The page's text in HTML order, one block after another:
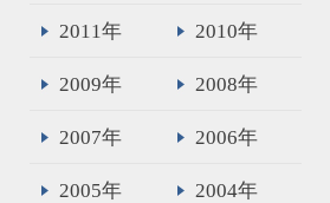
2011年 2010年
2009年 2008年
2007年 2006年
2005年 2004年